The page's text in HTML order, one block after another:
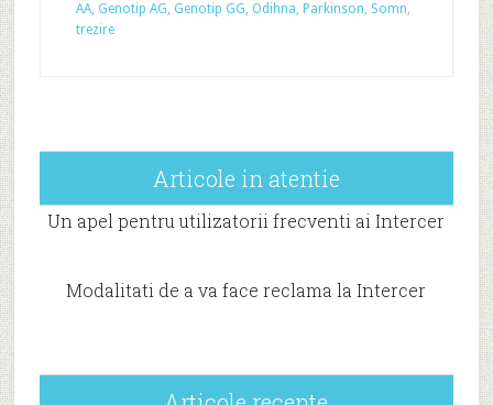
AA, Genotip AG, Genotip GG, Odihna, Parkinson, Somn,
trezire
Articole in atentie
Un apel pentru utilizatorii frecventi ai Intercer
Modalitati de a va face reclama la Intercer